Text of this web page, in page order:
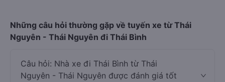
Những câu hỏi thường gặp về tuyến xe từ Thái
Nguyên - Thái Nguyên đi Thái Bình
Câu hỏi: Nhà xe đi Thái Bình từ Thái
Nguyên - Thái Nguyên được đánh giá tốt